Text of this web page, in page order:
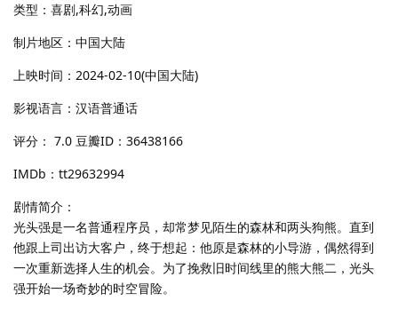
类型：喜剧,科幻,动画
制片地区：中国大陆
上映时间：2024-02-10(中国大陆)
影视语言：汉语普通话
评分： 7.0 豆瓣ID：36438166
IMDb：tt29632994
剧情简介：
光头强是一名普通程序员，却常梦见陌生的森林和两头狗熊。直到
他跟上司出访大客户，终于想起：他原是森林的小导游，偶然得到
一次重新选择人生的机会。为了挽救旧时间线里的熊大熊二，光头
强开始一场奇妙的时空冒险。